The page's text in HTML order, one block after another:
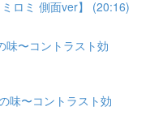
ロミ 側面ver】 (20:16)
味〜コントラスト効
味〜コントラスト効